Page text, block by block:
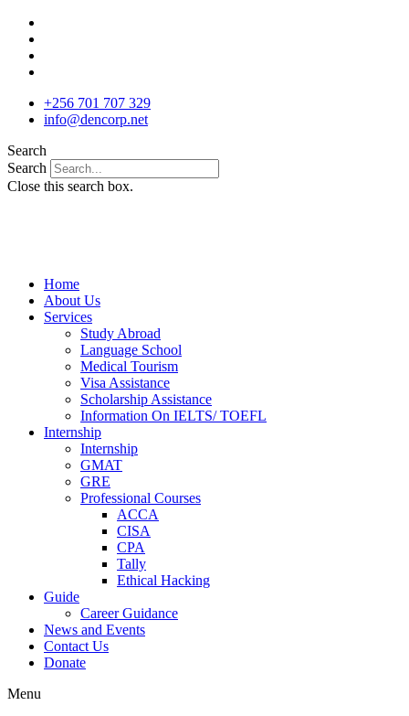
Skip
content
+256 701 707 329
info@dencorp.net
Search
Search
Close this search box.
Home
About Us
Services
Study Abroad
Language School
Medical Tourism
Visa Assistance
Scholarship Assistance
Information On IELTS/ TOEFL
Internship
Internship
GMAT
GRE
Professional Courses
ACCA
CISA
CPA
Tally
Ethical Hacking
Guide
Career Guidance
News and Events
Contact Us
Donate
Menu